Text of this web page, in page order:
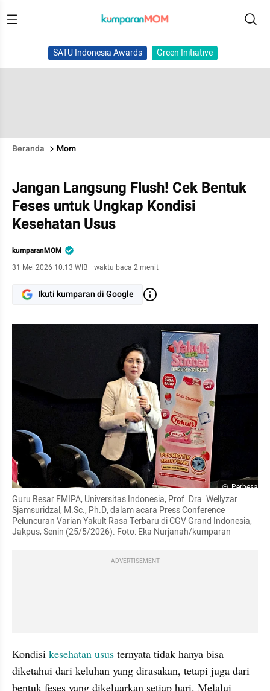
SATU Indonesia Awards Green Initiative
Beranda Mom
Jangan Langsung Flush! Cek Bentuk
Feses untuk Ungkap Kondisi
Kesehatan Usus
kumparanMOM
31 Mei 2026 10:13 WIB · waktu baca 2 menit
Ikuti kumparan di Google
Perbesar
Guru Besar FMIPA, Universitas Indonesia, Prof. Dra. Wellyzar
Sjamsuridzal, M.Sc., Ph.D, dalam acara Press Conference
Peluncuran Varian Yakult Rasa Terbaru di CGV Grand Indonesia,
Jakpus, Senin (25/5/2026). Foto: Eka Nurjanah/kumparan
ADVERTISEMENT
Kondisi kesehatan usus ternyata tidak hanya bisa
diketahui dari keluhan yang dirasakan, tetapi juga dari
bentuk feses yang dikeluarkan setiap hari. Melalui